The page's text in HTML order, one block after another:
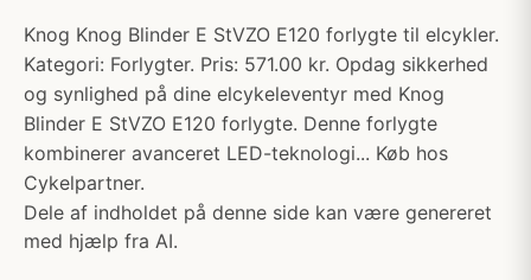
Knog Knog Blinder E StVZO E120 forlygte til elcykler.
Kategori: Forlygter. Pris: 571.00 kr. Opdag sikkerhed
og synlighed på dine elcykeleventyr med Knog
Blinder E StVZO E120 forlygte. Denne forlygte
kombinerer avanceret LED-teknologi... Køb hos
Cykelpartner.
Dele af indholdet på denne side kan være genereret
med hjælp fra AI.